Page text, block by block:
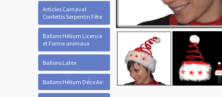
Articles Carnaval
Confettis Serpentin Fête
Ballons Hélium Licence
et Forme animaux
Ballons Latex
Ballons Hélium Déco Air